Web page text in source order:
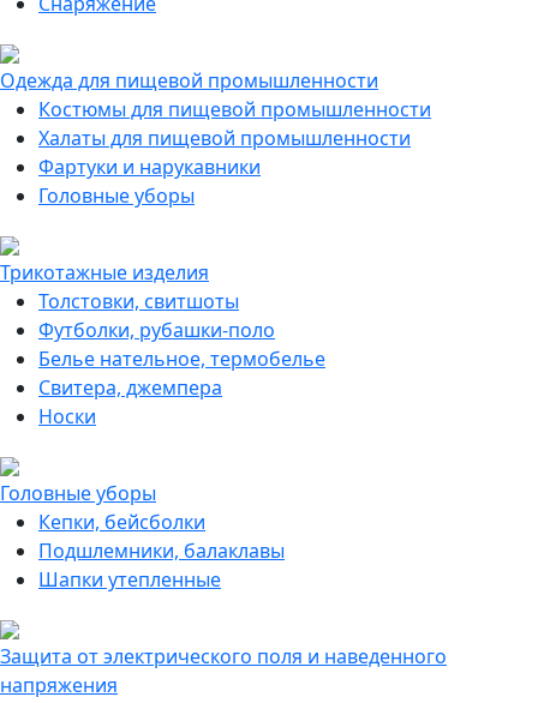
Одежда для пищевой промышленности
Костюмы для пищевой промышленности
Халаты для пищевой промышленности
Фартуки и нарукавники
Головные уборы
Трикотажные изделия
Толстовки, свитшоты
Футболки, рубашки-поло
Белье нательное, термобелье
Свитера, джемпера
Носки
Головные уборы
Кепки, бейсболки
Подшлемники, балаклавы
Шапки утепленные
Защита от электрического поля и наведенного
напряжения